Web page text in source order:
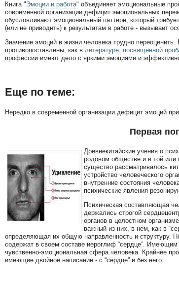
Книга "Эмоции и работа" объединяет эмоциональные
современной организации дефицит эмоциональных
обусловливают эмоциональный паттерн, который
(или не приводить) к результатам в работе - вызывает
Значение эмоций в жизни человека трудно
противопоставлены, как в литературе, посвященной
профессии имеют дело с яркими эмоциями и
Еще по теме:
Нередко в современной организации дефицит эмоций
Первая
Древнекитайские учения о
родовом обществе и в той
существо рассматривалось
устройство человеческого
внутренние состояния
психические явления
Психическая составляющая
держались строгой
органов в целостном
важный из них, в нем, как в
определяющая их общую направленность и структуру.
содержат в своем составе иероглиф “сердце”.
чувственно-эмоциональная сфера человека. Крайнее
имеющие двойное написание - с “сердце” и без него.